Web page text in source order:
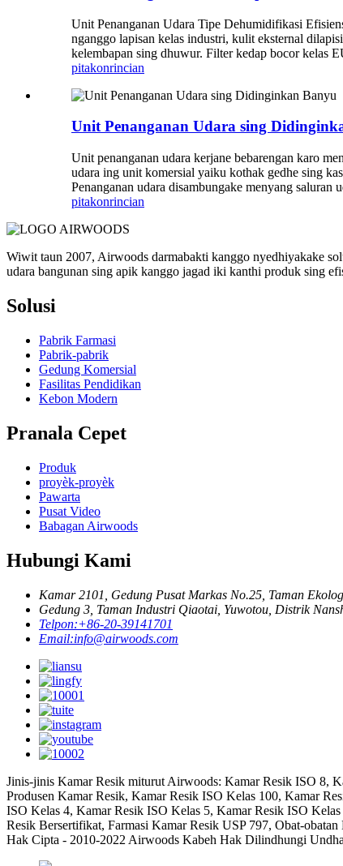
Unit Penanganan Udara Tipe Dehumidifikasi
nganggo lapisan kelas industri, kulit eksternal
kelembapan sing dhuwur. Filter kedap bocor kelas
pitakonrincian
Unit Penanganan Udara sing
Unit penanganan udara kerjane bebarengan karo
udara ing unit komersial yaiku kothak gedhe sing
Penanganan udara disambungake menyang saluran
pitakonrincian
Wiwit taun 2007, Airwoods darmabakti kanggo nyedhiyakake
udara bangunan sing apik kanggo jagad iki kanthi produk sing
Solusi
Pabrik Farmasi
Pabrik-pabrik
Gedung Komersial
Fasilitas Pendidikan
Kebon Modern
Pranala Cepet
Produk
proyèk-proyèk
Pawarta
Pusat Video
Babagan Airwoods
Hubungi Kami
Kamar 2101, Gedung Pusat Markas No.25, Taman
Gedung 3, Taman Industri Qiaotai, Yuwotou, Distrik
Telpon:+86-20-39141701
Email:info@airwoods.com
Jinis-jinis Kamar Resik miturut Airwoods: Kamar Resik ISO 8,
Produsen Kamar Resik, Kamar Resik ISO Kelas 100, Kamar
ISO Kelas 4, Kamar Resik ISO Kelas 5, Kamar Resik ISO
Resik Bersertifikat, Farmasi Kamar Resik USP 797, Obat-
Hak Cipta - 2010-2022 Airwoods Kabeh Hak Dilindhungi